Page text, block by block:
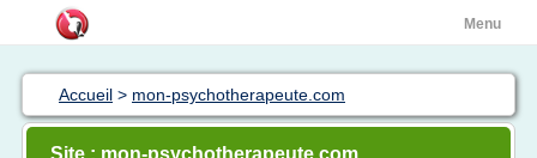
Menu
Accueil > mon-psychotherapeute.com
Site : mon-psychotherapeute.com